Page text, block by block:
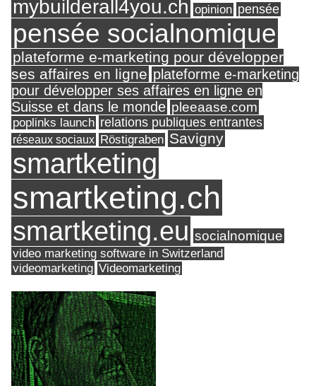
mybuilderall4you.ch opinion pensée
pensée socialnomique
plateforme e-marketing pour développer
ses affaires en ligne plateforme e-marketing
pour développer ses affaires en ligne en
Suisse et dans le monde pleeaase.com
poplinks launch relations publiques entrantes
réseaux sociaux Röstigraben Savigny
smartketing
smartketing.ch
smartketing.eu socialnomique
video marketing software in Switzerland
videomarketing Videomarketing